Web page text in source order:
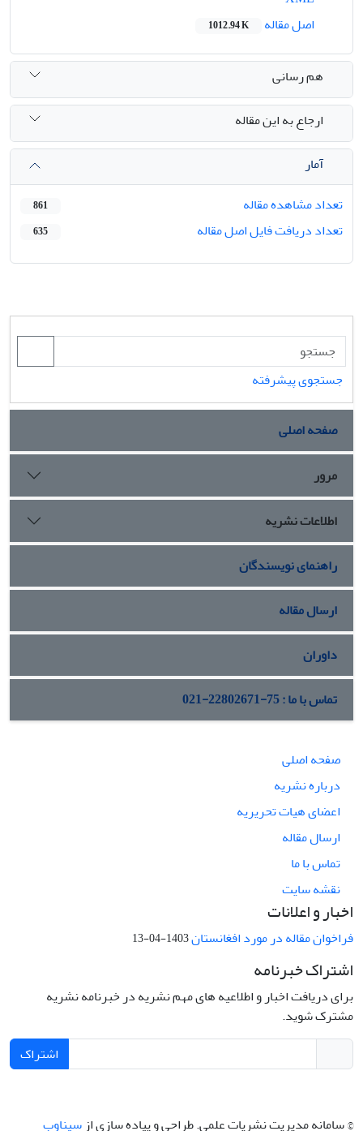
اصل مقاله
1012.94 K
هم رسانی
ارجاع به این مقاله
آمار
تعداد مشاهده مقاله
861
تعداد دریافت فایل اصل مقاله 635
جستجوی پیشرفته
صفحه اصلی
مرور
اطلاعات نشریه
راهنمای نویسندگان
ارسال مقاله
داوران
تماس با ما : 75-22802671-021
صفحه اصلی
درباره نشریه
اعضای هیات تحریریه
ارسال مقاله
تماس با ما
نقشه سایت
اخبار و اعلانات
فراخوان مقاله در مورد افغانستان1403-04-13
اشتراک خبرنامه
برای دریافت اخبار و اطلاعیه های مهم نشریه در خبرنامه نشریه
مشترک شوید.
اشتراک
© سامانه مدیریت نشریات علمی.طراحی و پیاده سازی از سیناوب